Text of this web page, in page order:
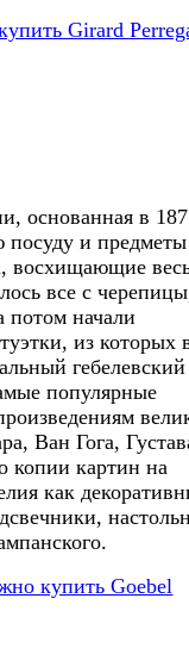
Girard
основанная в
посуду и предметы
восхищающие
все с
потом начали
из которых
гебелевский
популярные
Ван Гога,
копии картин на
как
купить Goebel